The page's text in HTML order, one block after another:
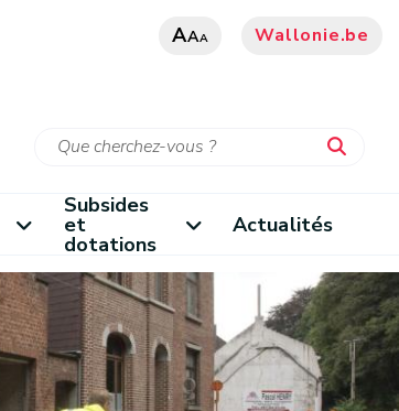
AAA Wallonie.be
Subsides
et
dotations
Actualités